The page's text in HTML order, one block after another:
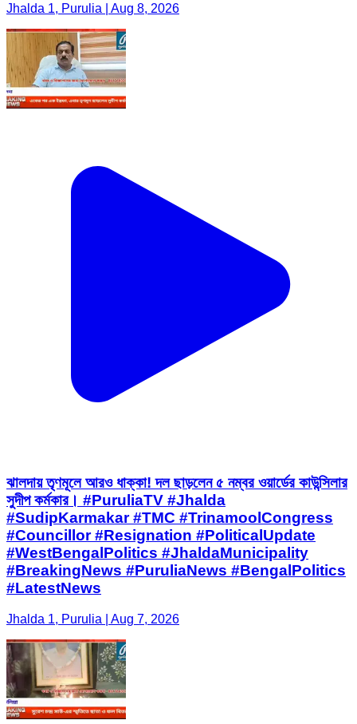
Jhalda 1, Purulia | Aug 8, 2026
ঝালদায় তৃণমূলে আরও ধাক্কা! দল ছাড়লেন ৫ নম্বর ওয়ার্ডের কাউন্সিলার
সুদীপ কর্মকার। #PuruliaTV #Jhalda
#SudipKarmakar #TMC #TrinamoolCongress
#Councillor #Resignation #PoliticalUpdate
#WestBengalPolitics #JhaldaMunicipality
#BreakingNews #PuruliaNews #BengalPolitics
#LatestNews
Jhalda 1, Purulia | Aug 7, 2026